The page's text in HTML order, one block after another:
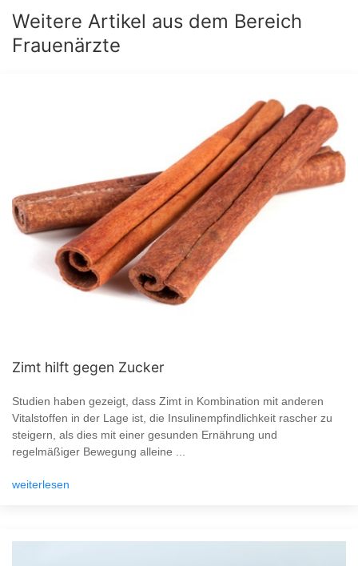
Weitere Artikel aus dem Bereich
Frauenärzte
Zimt hilft gegen Zucker
Studien haben gezeigt, dass Zimt in Kombination mit anderen
Vitalstoffen in der Lage ist, die Insulinempfindlichkeit rascher zu
steigern, als dies mit einer gesunden Ernährung und
regelmäßiger Bewegung alleine ...
weiterlesen